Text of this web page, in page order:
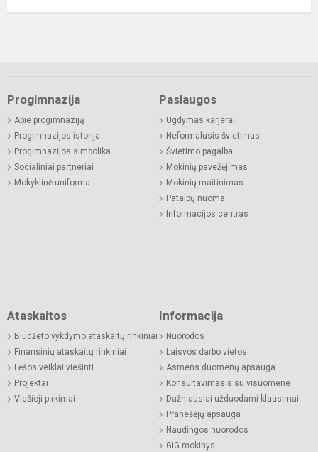
Progimnazija
Apie progimnaziją
Progimnazijos istorija
Progimnazijos simbolika
Socialiniai partneriai
Mokyklinė uniforma
Paslaugos
Ugdymas karjerai
Neformalusis švietimas
Švietimo pagalba
Mokinių pavežėjimas
Mokinių maitinimas
Patalpų nuoma
Informacijos centras
Ataskaitos
Biudžeto vykdymo ataskaitų rinkiniai
Finansinių ataskaitų rinkiniai
Lėšos veiklai viešinti
Projektai
Viešieji pirkimai
Informacija
Nuorodos
Laisvos darbo vietos
Asmens duomenų apsauga
Konsultavimasis su visuomene
Dažniausiai užduodami klausimai
Pranešėjų apsauga
Naudingos nuorodos
GiG mokinys